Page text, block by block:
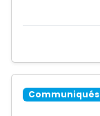
Communiqués